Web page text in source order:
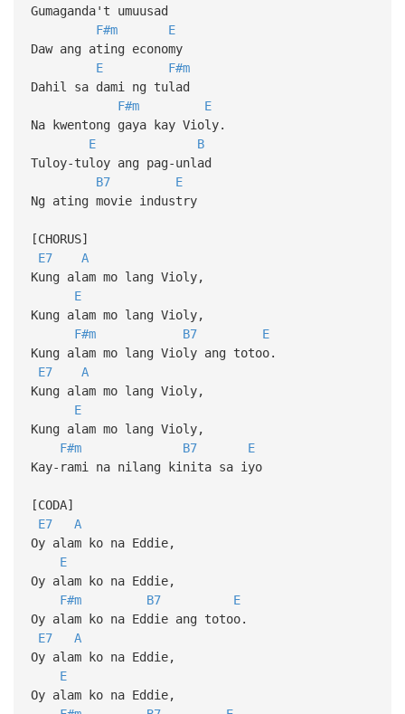
Gumaganda't umuusad
F#m
E
Daw ang ating economy
E
F#m
Dahil sa dami ng tulad
F#m
E
Na kwentong gaya kay Violy.
E
B
Tuloy-tuloy ang pag-unlad
B7
E
Ng ating movie industry
[CHORUS]
E7
A
Kung alam mo lang Violy,
E
Kung alam mo lang Violy,
F#m
B7
E
Kung alam mo lang Violy ang totoo.
E7
A
Kung alam mo lang Violy,
E
Kung alam mo lang Violy,
F#m
B7
E
Kay-rami na nilang kinita sa iyo
[CODA]
E7
A
Oy alam ko na Eddie,
E
Oy alam ko na Eddie,
F#m
B7
E
Oy alam ko na Eddie ang totoo.
E7
A
Oy alam ko na Eddie,
E
Oy alam ko na Eddie,